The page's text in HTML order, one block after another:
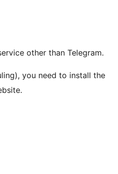
other than Telegram.
you need to install the